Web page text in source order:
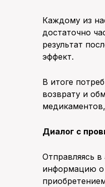
Каждому из
достаточно
результат
эффект.
В итоге
возврату и
Диалог с
Отправляясь
информацию о